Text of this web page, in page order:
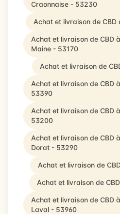
Craonnaise - 53230
Achat et livraison de CBD
Achat et livraison de CBD
Maine - 53170
Achat et livraison de
Achat et livraison de CBD
53390
Achat et livraison de CBD
53200
Achat et livraison de CBD
Dorat - 53290
Achat et livraison de
Achat et livraison de
Achat et livraison de CBD
Laval - 53960